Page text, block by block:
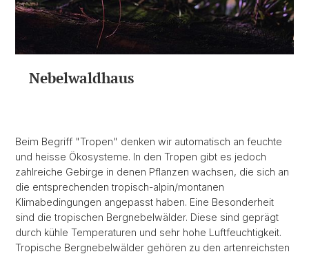
Nebelwaldhaus
Beim Begriff "Tropen" denken wir automatisch an feuchte
und heisse Ökosysteme. In den Tropen gibt es jedoch
zahlreiche Gebirge in denen Pflanzen wachsen, die sich an
die entsprechenden tropisch-alpin/montanen
Klimabedingungen angepasst haben. Eine Besonderheit
sind die tropischen Bergnebelwälder. Diese sind geprägt
durch kühle Temperaturen und sehr hohe Luftfeuchtigkeit.
Tropische Bergnebelwälder gehören zu den artenreichsten